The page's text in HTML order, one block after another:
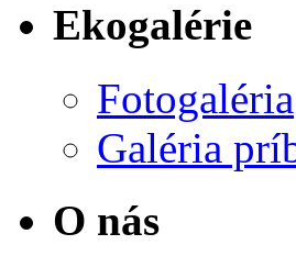
Ekogalérie
Fotogaléria
Galéria
O nás